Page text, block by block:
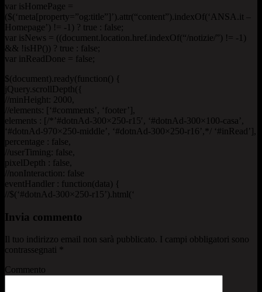
var isHomePage =
($(‘meta[property=”og:title”]’).attr(“content”).indexOf(‘ANSA.it –
Homepage’) != -1) ? true : false;
var isNews = ((document.location.href.indexOf(“/notizie/”) != -1)
&& !isHP()) ? true : false;
var inReadDone = false;
$(document).ready(function() {
jQuery.scrollDepth({
//minHeight: 2000,
//elements: [‘#comments’, ‘footer’],
elements : [/*’#dotnAd-300×250-r15′, ‘#dotnAd-300×100-casa’,
‘#dotnAd-970×250-middle’, ‘#dotnAd-300×250-r16’,*/ ‘#inRead’],
percentage : false,
//userTiming: false,
pixelDepth : false,
//nonInteraction: false
eventHandler : function(data) {
//$(‘#dotnAd-300×250-r15’).html(‘
Invia commento
Il tuo indirizzo email non sarà pubblicato.
I campi obbligatori sono
contrassegnati
Commento